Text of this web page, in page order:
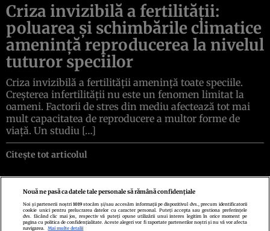
Criza invizibilă a fertilității:
poluarea și schimbările climatice
amenință reproducerea la nivelul
tuturor speciilor
Criza invizibilă a fertilității amenință toate speciile.
Creșterea infertilității nu este un fenomen limitat la
oameni. Factorii de stres din mediu afectează tot mai
mult capacitatea de reproducere a multor forme de
viață. Un studiu […]
Citește tot articolul
Politica de confidenţialitate Politica de cookiesTermeni şi condiţii
Echipa redacționalăContactSetări Cookies
Nouă ne pasă ca datele tale personale să rămână confidențiale
Noi și partenerii noștri1019 stocăm și/sau accesăm informații pe dispozitivul dvs., precum identificatorii
cookie unici pentru prelucrarea datelor cu caracter personal. Puteți accepta sau gestiona preferințele
dvs. făcând clic mai jos, respectiv vă puteți opune utilizării unui interes legitim în orice moment pe
pagina cu politica de confidențialitate. Aceste alegeri vor fi raportate partenerilor noștri și nu vă vor afecta
navigarea.
Mai multe detalii